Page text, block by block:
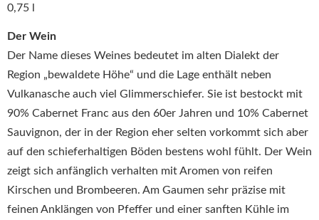
Der Wein
Der Name dieses Weines bedeutet im alten Dialekt der
Region „bewaldete Höhe“ und die Lage enthält neben
Vulkanasche auch viel Glimmerschiefer. Sie ist bestockt mit
90% Cabernet Franc aus den 60er Jahren und 10% Cabernet
Sauvignon, der in der Region eher selten vorkommt sich aber
auf den schieferhaltigen Böden bestens wohl fühlt. Der Wein
zeigt sich anfänglich verhalten mit Aromen von reifen
Kirschen und Brombeeren. Am Gaumen sehr präzise mit
feinen Anklängen von Pfeffer und einer sanften Kühle im
0,75 l